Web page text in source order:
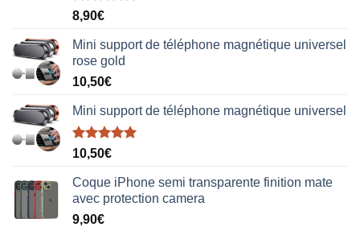
Note5.00
8,90€
Mini support de téléphone magnétique universel
rose gold
10,50€
Mini support de téléphone magnétique universel
Note5.00
10,50€
Coque iPhone semi transparente finition mate
avec protection camera
9,90€